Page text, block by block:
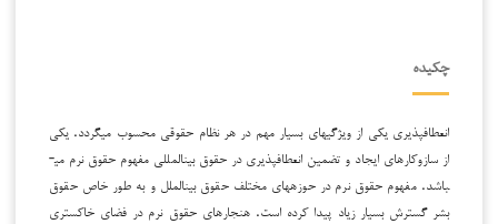
چکیده
انعطاف­پذیری یکی از ویژگی­های بسیار مهم در هر نظام حقوقی محسوب می­گردد. یکی
از سازوکارهای ایجاد و تضمین انعطاف­پذیری در حقوق بین­المللی مفهوم حقوق نرم می­
باشد. مفهوم حقوق نرم در حوزه­های مختلف حقوق بین­الملل و به طور خاص حقوق
بشر گسترش بسیار زیاد پیدا کرده است. هنجارهای حقوق نرم در فضای خاکستری